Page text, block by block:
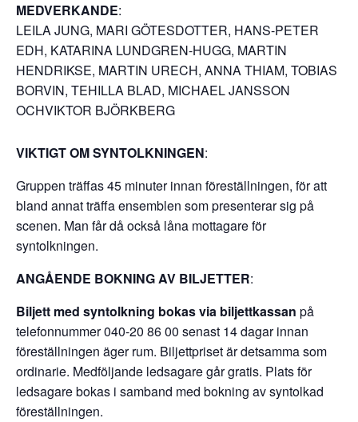
MEDVERKANDE:
LEILA JUNG, MARI GÖTESDOTTER, HANS-PETER
EDH, KATARINA LUNDGREN-HUGG, MARTIN
HENDRIKSE, MARTIN URECH, ANNA THIAM, TOBIAS
BORVIN, TEHILLA BLAD, MICHAEL JANSSON
OCHVIKTOR BJÖRKBERG
VIKTIGT OM SYNTOLKNINGEN:
Gruppen träffas 45 minuter innan föreställningen, för att
bland annat träffa ensemblen som presenterar sig på
scenen. Man får då också låna mottagare för
syntolkningen.
ANGÅENDE BOKNING AV BILJETTER:
Biljett med syntolkning bokas via biljettkassan på
telefonnummer 040-20 86 00 senast 14 dagar innan
föreställningen äger rum. Biljettpriset är detsamma som
ordinarie. Medföljande ledsagare går gratis. Plats för
ledsagare bokas i samband med bokning av syntolkad
föreställningen.